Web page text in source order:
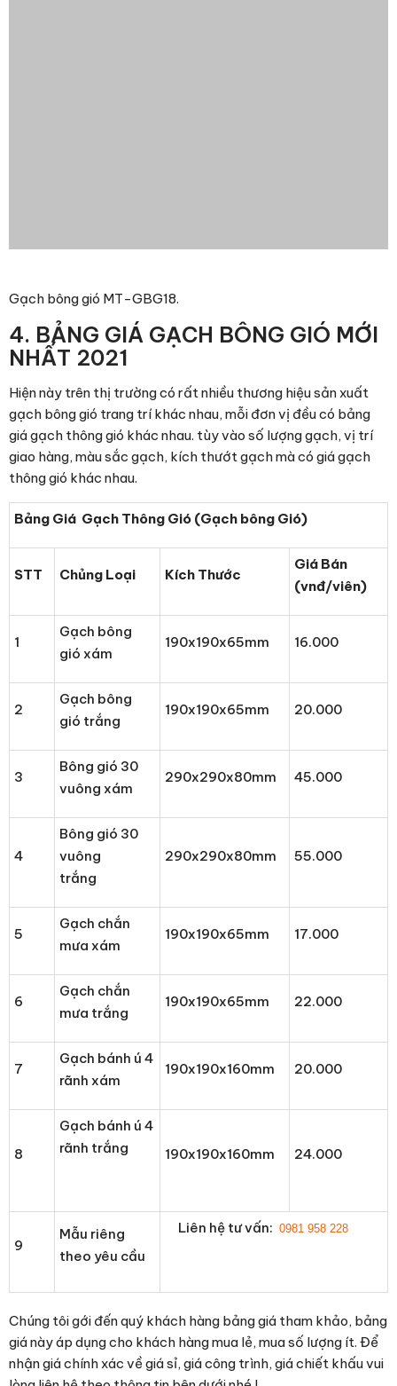
Gạch bông gió MT-GBG18.
4. BẢNG GIÁ GẠCH BÔNG GIÓ MỚI
NHẤT 2021
Hiện này trên thị trường có rất nhiều thương hiệu sản xuất
gạch bông gió trang trí khác nhau, mỗi đơn vị đều có bảng
giá gạch thông gió khác nhau. tùy vào số lượng gạch, vị trí
giao hàng, màu sắc gạch, kích thướt gạch mà có giá gạch
thông gió khác nhau.
Bảng Giá Gạch Thông Gió (Gạch bông Gió)
STT Chủng Loại Kích Thước
Giá Bán
(vnđ/viên)
1
Gạch bông
gió xám
190x190x65mm 16.000
2
Gạch bông
gió trắng
190x190x65mm 20.000
3
Bông gió 30
vuông xám
290x290x80mm 45.000
4
Bông gió 30
vuông
trắng
290x290x80mm 55.000
5
Gạch chắn
mưa xám
190x190x65mm 17.000
6
Gạch chắn
mưa trắng
190x190x65mm 22.000
7
Gạch bánh ú 4
rãnh xám
190x190x160mm 20.000
8
Gạch bánh ú 4
rãnh trắng
190x190x160mm 24.000
9
Mẫu riêng
theo yêu cầu
Liên hệ tư vấn: 0981 958 228
Chúng tôi gới đến quý khách hàng bảng giá tham khảo, bảng
giá này áp dụng cho khách hàng mua lẻ, mua số lượng ít. Để
nhận giá chính xác về giá sỉ, giá công trình, giá chiết khấu vui